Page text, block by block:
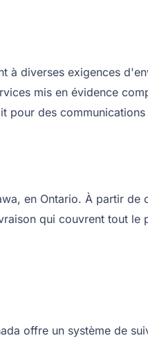
à diverses exigences
mis en évidence
des
en Ontario. À partir
qui couvrent tout le
offre un système de